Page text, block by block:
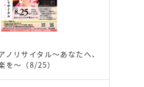
ノリサイタル～あなたへ、
を～（8/25）